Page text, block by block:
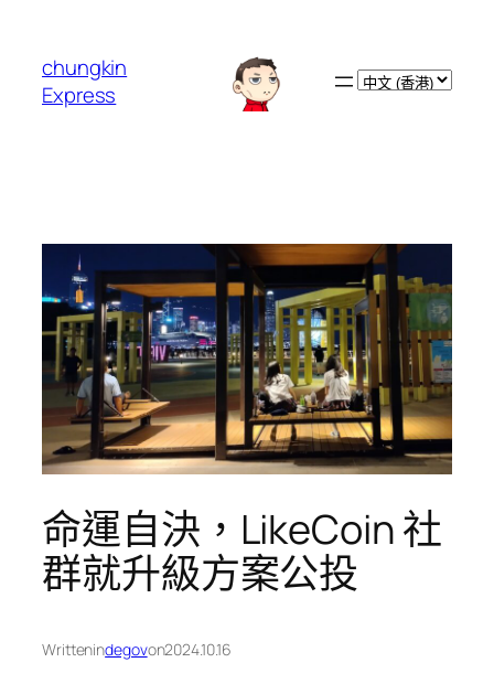
chungkin
Express
Choose
命運自決，LikeCoin 社
群就升級方案公投
Writtenindegovon2024.10.16